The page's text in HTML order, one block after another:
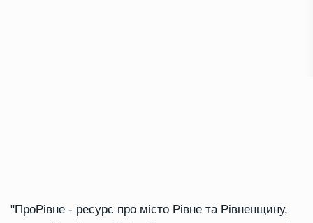
"ПроРівне - ресурс про місто Рівне та Рівненщину,